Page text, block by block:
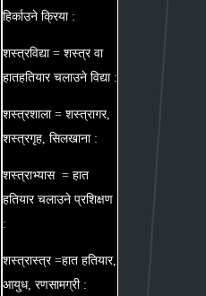
हिर्काउने क्रिया :
शस्त्रविद्या = शस्त्र वा
हातहतियार चलाउने विद्या :
शस्त्रशाला = शस्त्रागर,
शस्त्रगृह, सिलखाना :
शस्त्राभ्यास = हात
हतियार चलाउने प्रशिक्षण
:
शस्त्रास्त्र =हात हतियार,
आयुध, रणसामग्री :